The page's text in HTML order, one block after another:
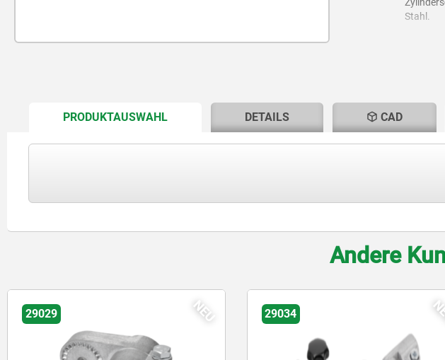
Stahl.
PRODUKTAUSWAHL DETAILS CAD
Andere
NEU
29029 29034